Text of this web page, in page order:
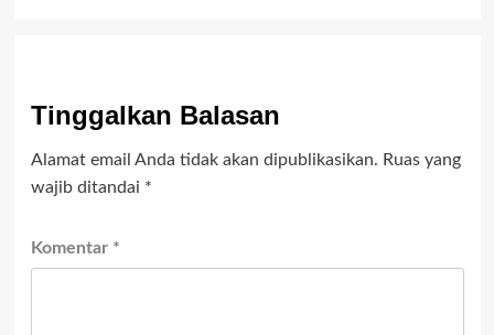
Tinggalkan Balasan
Alamat email Anda tidak akan dipublikasikan. Ruas yang
wajib ditandai *
Komentar *